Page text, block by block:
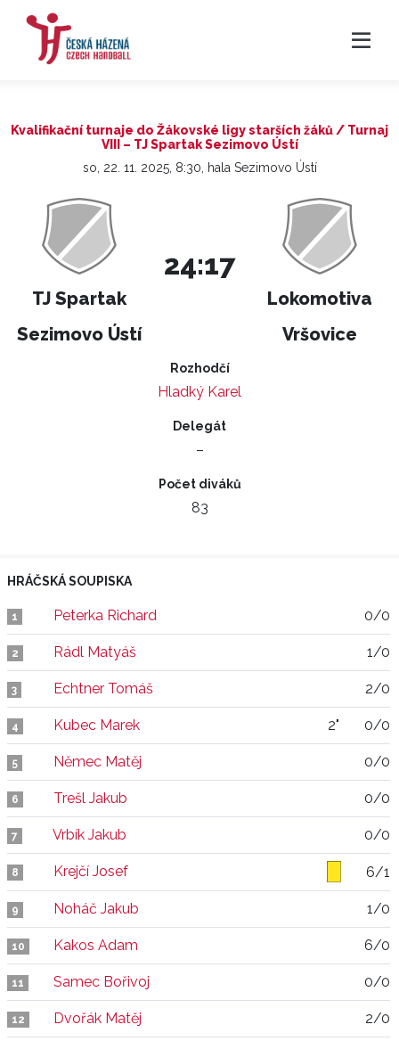
Kvalifikační turnaje do Žákovské ligy starších žáků / Turnaj
VIII – TJ Spartak Sezimovo Ústí
so, 22. 11. 2025, 8:30, hala Sezimovo Ústí
TJ Spartak
Sezimovo Ústí
24:17
Lokomotiva
Vršovice
Rozhodčí
Hladký Karel
Delegát
–
Počet diváků
83
HRÁČSKÁ SOUPISKA
1 Peterka Richard 0/0
2 Rádl Matyáš 1/0
3 Echtner Tomáš 2/0
4 Kubec Marek 2" 0/0
5 Němec Matěj 0/0
6 Trešl Jakub 0/0
7 Vrbík Jakub 0/0
8 Krejčí Josef 6/1
9 Noháč Jakub 1/0
10 Kakos Adam 6/0
11 Samec Bořivoj 0/0
12 Dvořák Matěj 2/0